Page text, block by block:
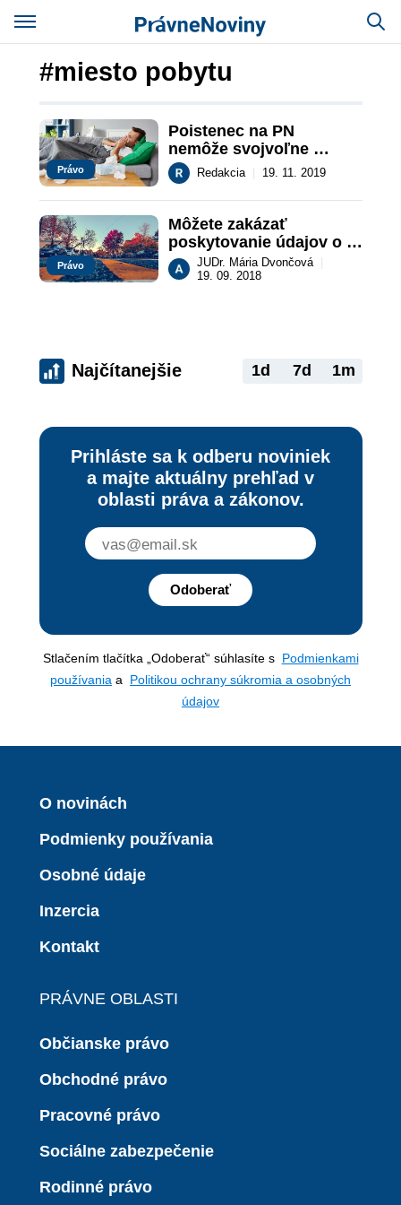
#miesto pobytu
Právo
Poistenec na PN
nemôže svojvoľne
meniť miesto pobytu
Redakcia 19. 11. 2019
Právo
Môžete zakázať
poskytovanie údajov o
svojom mieste pobytu?
JUDr. Mária Dvončová
19. 09. 2018
Najčítanejšie 1d 7d 1m
Prihláste sa k odberu noviniek
a majte aktuálny prehľad v
oblasti práva a zákonov.
Odoberať
Stlačením tlačítka „Odoberať“ súhlasíte s Podmienkami
používania a Politikou ochrany súkromia a osobných
údajov
O novinách
Podmienky používania
Osobné údaje
Inzercia
Kontakt
PRÁVNE OBLASTI
Občianske právo
Obchodné právo
Pracovné právo
Sociálne zabezpečenie
Rodinné právo